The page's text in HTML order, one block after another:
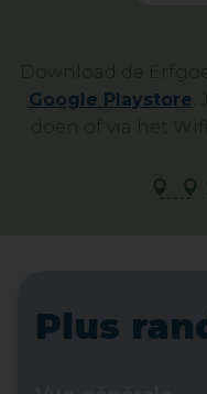
Download de
Google Playstore
doen of via het
Plus